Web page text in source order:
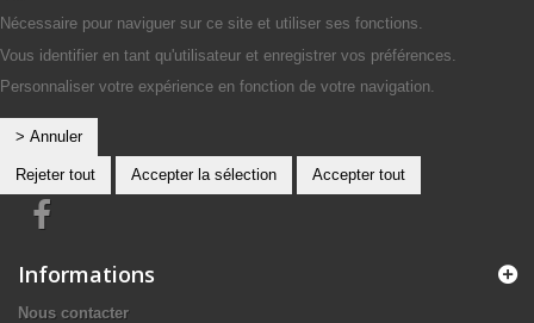
Nécessaire pour naviguer sur ce site et utiliser ses fonctions.
Vous identifier en tant qu'utilisateur et enregistrer vos préférences.
Personnaliser votre expérience en fonction de votre navigation.
> Annuler
Rejeter tout Accepter la sélection Accepter tout
Informations
Nous contacter